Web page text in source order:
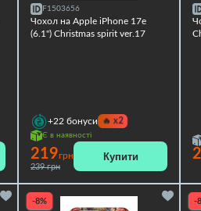
F1503656
Чохол на Apple iPhone 17e
(6.1") Christmas spirit ver.17
+22 бонуси 🔥x2
Є в наявності
219грн
239 грн
Купити
-8% -